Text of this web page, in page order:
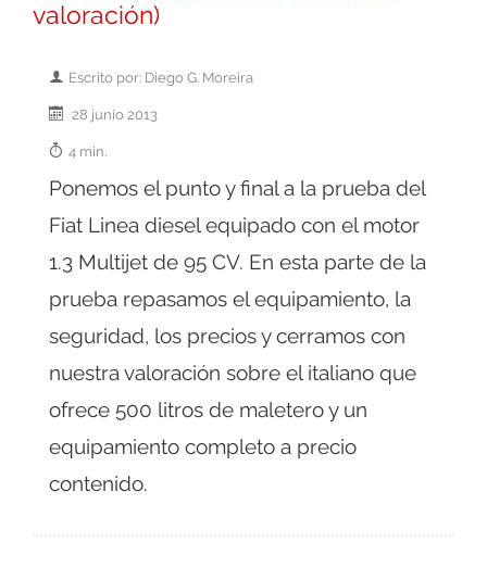
valoración)
Escrito por: Diego G. Moreira
28 junio 2013
4 min.
Ponemos el punto y final a la prueba del
Fiat Linea diesel equipado con el motor
1.3 Multijet de 95 CV. En esta parte de la
prueba repasamos el equipamiento, la
seguridad, los precios y cerramos con
nuestra valoración sobre el italiano que
ofrece 500 litros de maletero y un
equipamiento completo a precio
contenido.